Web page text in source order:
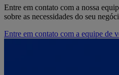
Entre em contato com a nossa
sobre as necessidades do seu
Entre em contato com a equipe de